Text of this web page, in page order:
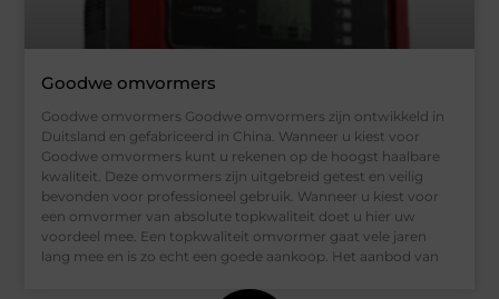
Goodwe omvormers
Goodwe omvormers Goodwe omvormers zijn ontwikkeld in
Duitsland en gefabriceerd in China. Wanneer u kiest voor
Goodwe omvormers kunt u rekenen op de hoogst haalbare
kwaliteit. Deze omvormers zijn uitgebreid getest en veilig
bevonden voor professioneel gebruik. Wanneer u kiest voor
een omvormer van absolute topkwaliteit doet u hier uw
voordeel mee. Een topkwaliteit omvormer gaat vele jaren
lang mee en is zo echt een goede aankoop. Het aanbod van